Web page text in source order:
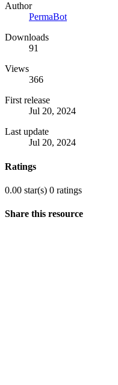
Author
PermaBot
Downloads
91
Views
366
First release
Jul 20, 2024
Last update
Jul 20, 2024
Ratings
0.00 star(s) 0 ratings
Share this resource